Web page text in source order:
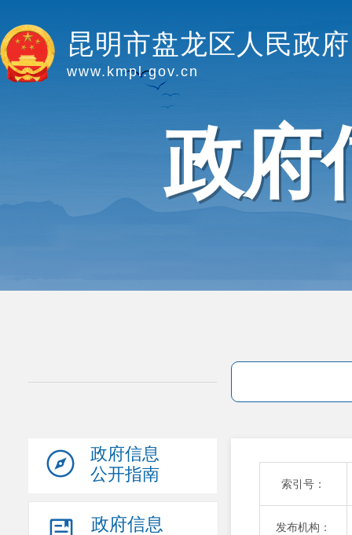
昆明市盘龙区人民政府
www.kmpl.gov.cn
政府
政府信息
公开指南
政府信息
索引号：
发布机构：